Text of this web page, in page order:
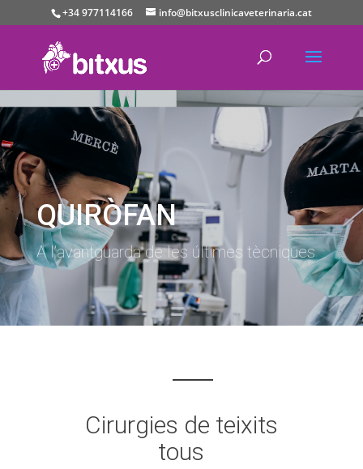
+34 977114166 info@bitxusclinicaveterinaria.cat
QUIRÒFAN
A l’avantguarda de les últimes tècniques
Cirurgies de teixits
tous